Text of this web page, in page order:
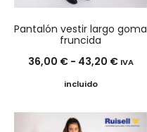
Pantalón vestir largo goma
fruncida
36,00 € - 43,20 €Rango
desde
IVA
incluido